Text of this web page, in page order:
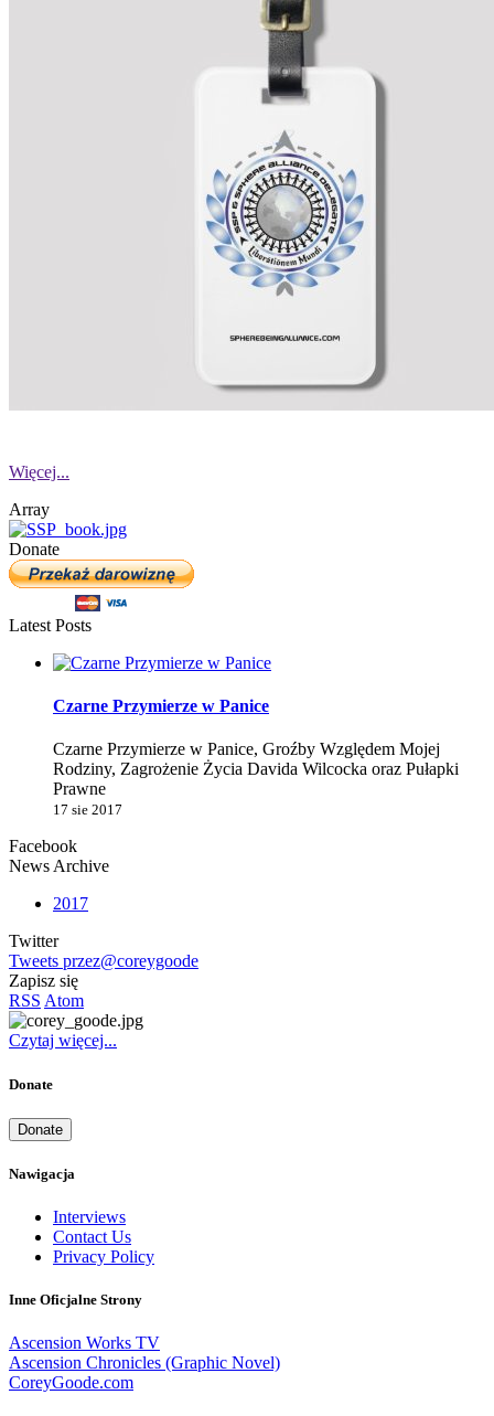
Więcej...
Array
Donate
Latest Posts
Czarne Przymierze w Panice
Czarne Przymierze w Panice, Groźby Względem Mojej
Rodziny, Zagrożenie Życia Davida Wilcocka oraz Pułapki
Prawne
17 sie 2017
Facebook
News Archive
2017
Twitter
Tweets przez@coreygoode
Zapisz się
RSS Atom
Czytaj więcej...
Donate
Donate
Nawigacja
Interviews
Contact Us
Privacy Policy
Inne Oficjalne Strony
Ascension Works TV
Ascension Chronicles (Graphic Novel)
CoreyGoode.com